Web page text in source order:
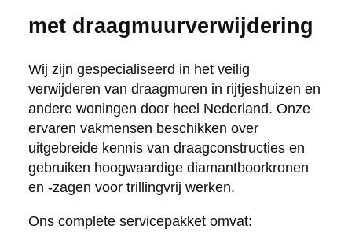
met draagmuurverwijdering
Wij zijn gespecialiseerd in het veilig
verwijderen van draagmuren in rijtjeshuizen en
andere woningen door heel Nederland. Onze
ervaren vakmensen beschikken over
uitgebreide kennis van draagconstructies en
gebruiken hoogwaardige diamantboorkronen
en -zagen voor trillingvrij werken.
Ons complete servicepakket omvat: